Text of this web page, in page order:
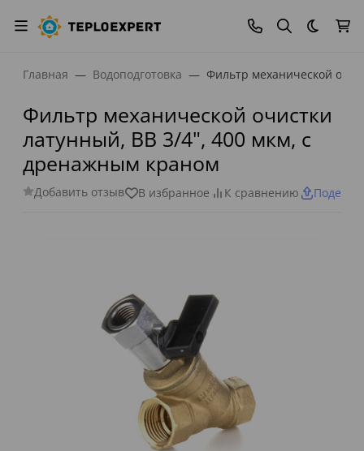
Темная
Главная Водоподготовка Фильтр механической
Фильтр механической очистки
латунный, ВВ 3/4", 400 мкм, с
дренажным краном
Добавить отзыв В избранное К сравнению